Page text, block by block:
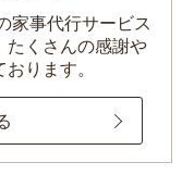
家事代行サービス
たくさんの感謝や
ります。